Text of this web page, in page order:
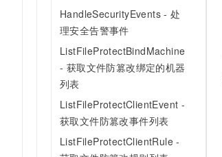
HandleSecurityEvents - 处
理安全告警事件
ListFileProtectBindMachine
- 获取文件防篡改绑定的机器
列表
ListFileProtectClientEvent -
获取文件防篡改事件列表
ListFileProtectClientRule -